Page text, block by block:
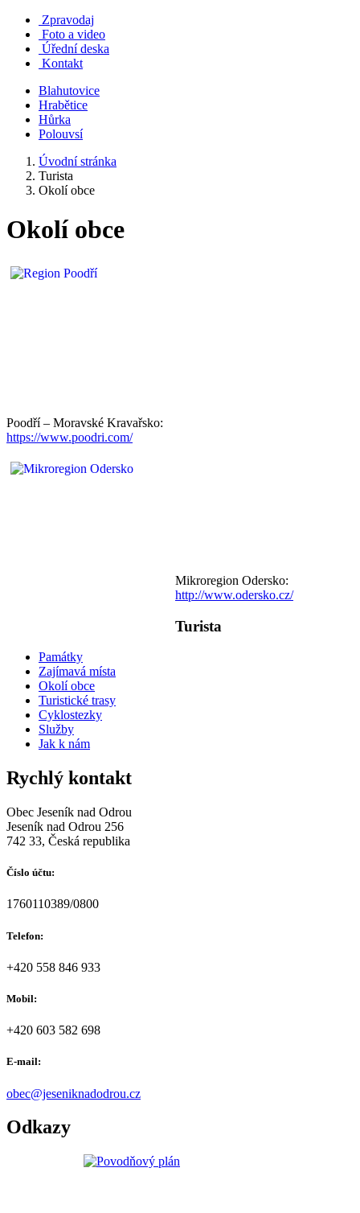
Zpravodaj
Foto a video
Úřední deska
Kontakt
Blahutovice
Hrabětice
Hůrka
Polouvsí
Úvodní stránka
Turista
Okolí obce
Okolí obce
Poodří – Moravské Kravařsko:
https://www.poodri.com/
Mikroregion Odersko:
http://www.odersko.cz/
Turista
Památky
Zajímavá místa
Okolí obce
Turistické trasy
Cyklostezky
Služby
Jak k nám
Rychlý kontakt
Obec Jeseník nad Odrou
Jeseník nad Odrou 256
742 33, Česká republika
Číslo účtu:
1760110389/0800
Telefon:
+420 558 846 933
Mobil:
+420 603 582 698
E-mail:
obec@jeseniknadodrou.cz
Odkazy